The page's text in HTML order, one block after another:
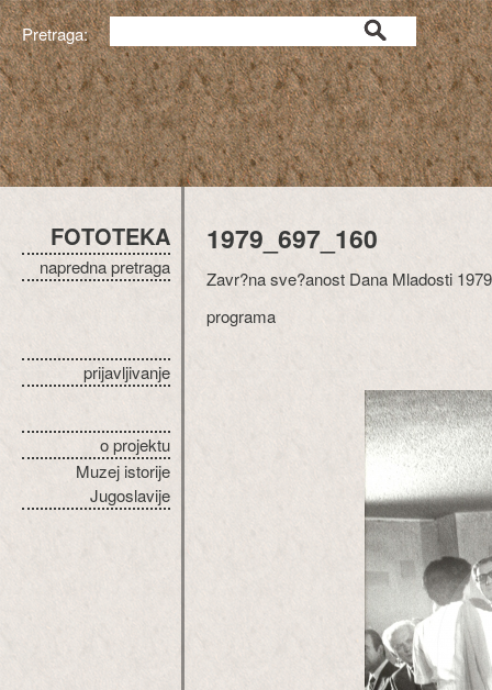
Pretraga:
FOTOTEKA
napredna pretraga
prijavljivanje
o projektu
Muzej istorije
Jugoslavije
1979_697_160
Zavr?na sve?anost Dana Mladosti
programa